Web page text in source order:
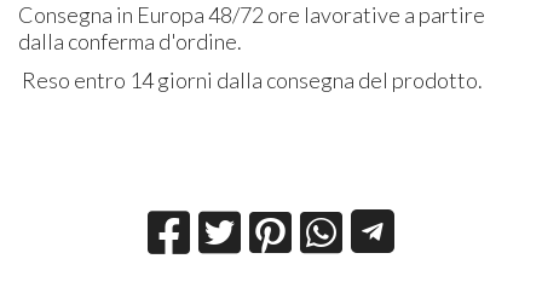
Consegna in Europa 48/72 ore lavorative a partire
dalla conferma d'ordine.
Reso entro 14 giorni dalla consegna del prodotto.